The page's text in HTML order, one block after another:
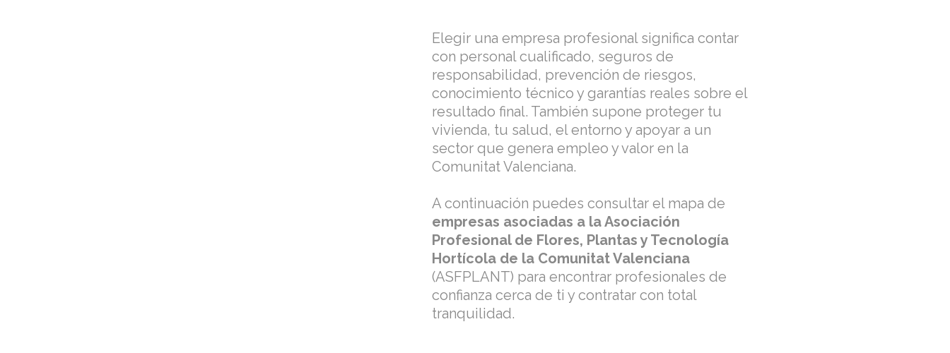
Elegir una empresa profesional significa contar
con personal cualificado, seguros de
responsabilidad, prevención de riesgos,
conocimiento técnico y garantías reales sobre el
resultado final. También supone proteger tu
vivienda, tu salud, el entorno y apoyar a un
sector que genera empleo y valor en la
Comunitat Valenciana.
A continuación puedes consultar el mapa de
empresas asociadas a la Asociación
Profesional de Flores, Plantas y Tecnología
Hortícola de la Comunitat Valenciana
(ASFPLANT) para encontrar profesionales de
confianza cerca de ti y contratar con total
tranquilidad.